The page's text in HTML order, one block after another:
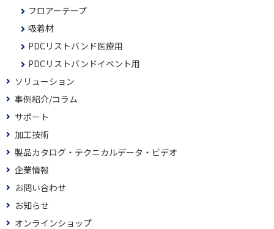
フロアーテープ
吸着材
PDCリストバンド医療用
PDCリストバンドイベント用
ソリューション
事例紹介/コラム
サポート
加工技術
製品カタログ・テクニカルデータ・ビデオ
企業情報
お問い合わせ
お知らせ
オンラインショップ